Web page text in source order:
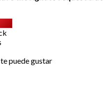
puede gustar